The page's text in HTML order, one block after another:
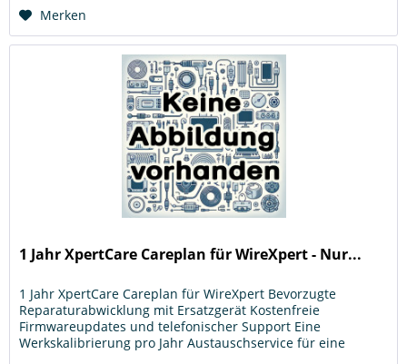
Merken
1 Jahr XpertCare Careplan für WireXpert - Nur...
1 Jahr XpertCare Careplan für WireXpert Bevorzugte
Reparaturabwicklung mit Ersatzgerät Kostenfreie
Firmwareupdates und telefonischer Support Eine
Werkskalibrierung pro Jahr Austauschservice für eine